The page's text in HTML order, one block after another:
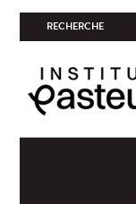
RECHERCHE